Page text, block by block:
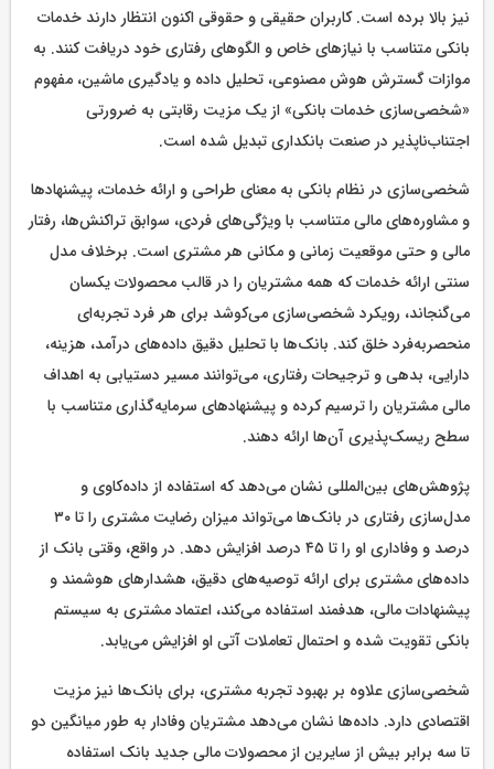
نیز بالا برده است. کاربران حقیقی و حقوقی اکنون انتظار دارند خدمات
بانکی متناسب با نیازهای خاص و الگوهای رفتاری خود دریافت کنند. به
موازات گسترش هوش مصنوعی، تحلیل داده و یادگیری ماشین، مفهوم
«شخصی‌سازی خدمات بانکی» از یک مزیت رقابتی به ضرورتی
اجتناب‌ناپذیر در صنعت بانکداری تبدیل شده است.
شخصی‌سازی در نظام بانکی به معنای طراحی و ارائه خدمات، پیشنهادها
و مشاوره‌های مالی متناسب با ویژگی‌های فردی، سوابق تراکنش‌ها، رفتار
مالی و حتی موقعیت زمانی و مکانی هر مشتری است. برخلاف مدل
سنتی ارائه خدمات که همه مشتریان را در قالب محصولات یکسان
می‌گنجاند، رویکرد شخصی‌سازی می‌کوشد برای هر فرد تجربه‌ای
منحصر‌به‌فرد خلق کند. بانک‌ها با تحلیل دقیق داده‌های درآمد، هزینه،
دارایی، بدهی و ترجیحات رفتاری، می‌توانند مسیر دستیابی به اهداف
مالی مشتریان را ترسیم کرده و پیشنهادهای سرمایه‌گذاری متناسب با
سطح ریسک‌پذیری آن‌ها ارائه دهند.
پژوهش‌های بین‌المللی نشان می‌دهد که استفاده از داده‌کاوی و
مدل‌سازی رفتاری در بانک‌ها می‌تواند میزان رضایت مشتری را تا ۳۰
درصد و وفاداری او را تا ۴۵ درصد افزایش دهد. در واقع، وقتی بانک از
داده‌های مشتری برای ارائه توصیه‌های دقیق، هشدارهای هوشمند و
پیشنهادات مالی، هدفمند استفاده می‌کند، اعتماد مشتری به سیستم
بانکی تقویت شده و احتمال تعاملات آتی او افزایش می‌یابد.
شخصی‌سازی علاوه بر بهبود تجربه مشتری، برای بانک‌ها نیز مزیت
اقتصادی دارد. داده‌ها نشان می‌دهد مشتریان وفادار به طور میانگین دو
تا سه برابر بیش از سایرین از محصولات مالی جدید بانک استفاده